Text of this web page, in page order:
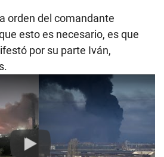
orden del comandante
esto es necesario, es que
por su parte Iván,
Play